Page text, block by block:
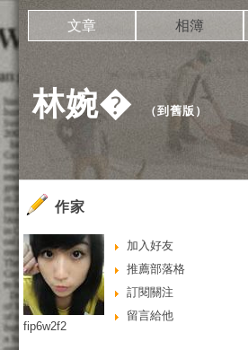
林婉� （到舊版 ）
文章 相簿
作家
加入好友
推薦部落格
訂閱關注
留言給他
fip6w2f2